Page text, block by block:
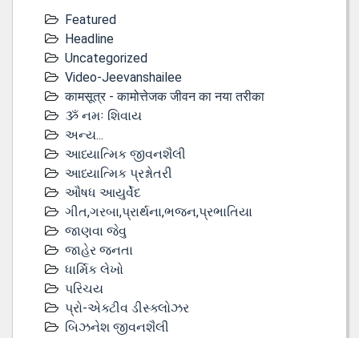
Featured
Headline
Uncategorized
Video-Jeevanshailee
कामसूत्र - कामोत्तेजक जीवन का नया तरीका
ૐ નમઃ શિવાય
અન્ય...
આધ્યાત્મિક જીવનશૈલી
આધ્યાત્મિક પ્રશ્નોતરી
ઔષધ આયુર્વેદ
ગીત,ગરબા,પ્રાર્થના,ભજન,પ્રભાતિયા
જાણવા જેવુ
જાહેર જનતા
ધાર્મિક લેખો
પરિચય
પ્રો-એક્ટીવ ડીસ્‍ક્લોઝર
બિઝનેશ જીવનશૈલી